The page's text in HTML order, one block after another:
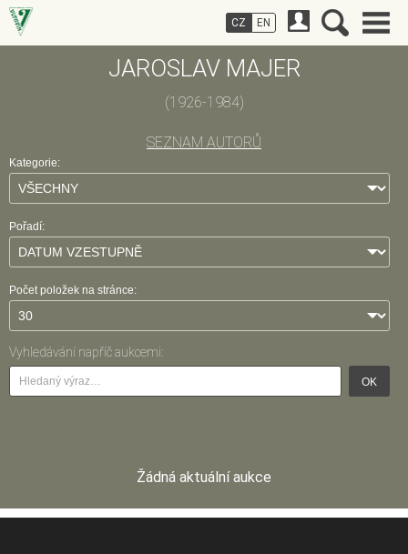
JAROSLAV MAJER
(1926-1984)
SEZNAM AUTORŮ
Kategorie:
Pořadí:
Počet položek na stránce:
Vyhledávání napříč aukcemi:
OK
Žádná aktuální aukce
CZ EN